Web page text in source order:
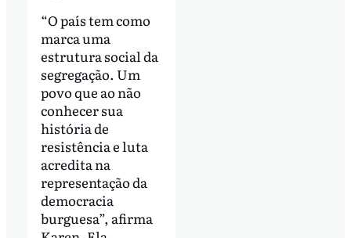
“O país tem como
marca uma
estrutura social da
segregação. Um
povo que ao não
conhecer sua
história de
resistência e luta
acredita na
representação da
democracia
burguesa”, afirma